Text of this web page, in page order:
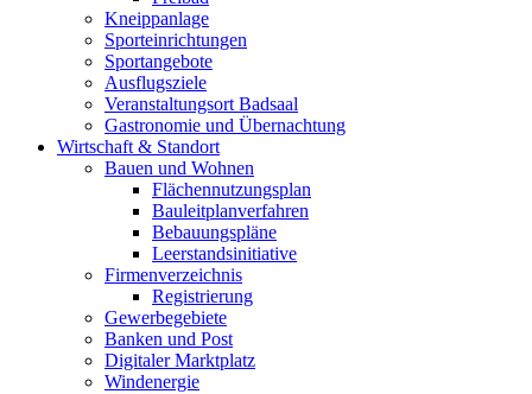
Kneippanlage
Sporteinrichtungen
Sportangebote
Ausflugsziele
Veranstaltungsort Badsaal
Gastronomie und Übernachtung
Wirtschaft & Standort
Bauen und Wohnen
Flächennutzungsplan
Bauleitplanverfahren
Bebauungspläne
Leerstandsinitiative
Firmenverzeichnis
Registrierung
Gewerbegebiete
Banken und Post
Digitaler Marktplatz
Windenergie